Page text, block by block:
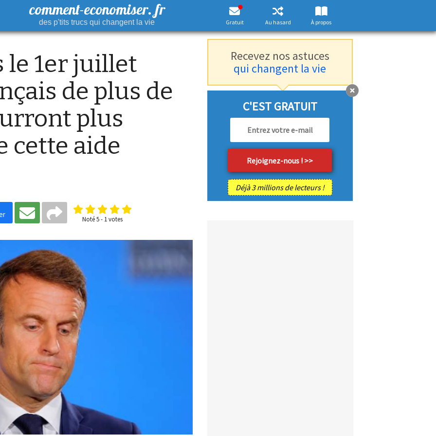
comment-economiser. fr
des p'tits trucs qui changent la vie Gratuit Au hasard À propos
le 1er juillet
de plus de
plus
cette aide
Noté5- 1 votes
Recevez nos astuces
qui changent la vie
C'EST GRATUIT
Déjà 3 millions de lecteurs !